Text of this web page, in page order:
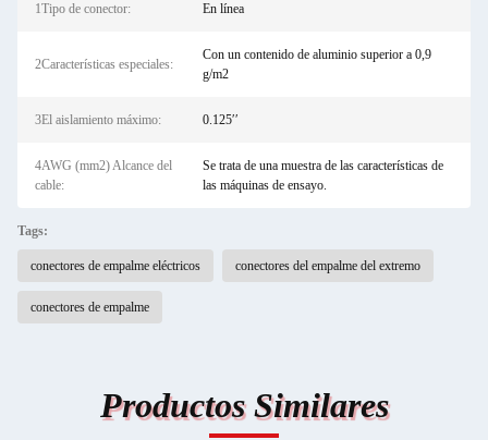
1Tipo de conector: En línea
2Características especiales:
Con un contenido de aluminio superior a 0,9
g/m2
3El aislamiento máximo: 0.125′′
4AWG (mm2) Alcance del
cable:
Se trata de una muestra de las características de
las máquinas de ensayo.
Tags:
conectores de empalme eléctricos conectores del empalme del extremo
conectores de empalme
Productos Similares